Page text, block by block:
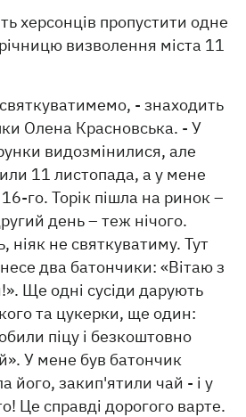
херсонців пропустити одне
визволення міста 11
- знаходить
Олена Красновська. - У
видозмінилися, але
11 листопада, а у мене
го. Торік пішла на ринок –
день – теж нічого.
ніяк не святкуватиму. Тут
два батончики: «Вітаю з
Ще одні сусіди дарують
та цукерки, ще один:
піцу і безкоштовно
У мене був батончик
його, закип'ятили чай - і у
Це справді дорогого варте.